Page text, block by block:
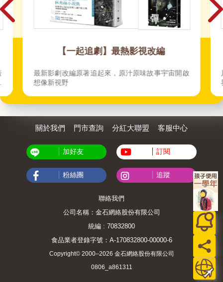
【一起追劇】最熱影視改編
最新影劇改編原著追起來，原汁原味故事宇宙開啟
想像新視野
關於我們 門市查詢 分紅大聯盟 客服中心
加好友 訂閱
粉絲團 追蹤
聯絡我們
公司名稱：金石網絡股份有限公司
統編 : 70832800
食品業者登錄字號：A-170832800-00000-6
Copyright© 2000–2026 金石網絡股份有限公司
0806_a861311